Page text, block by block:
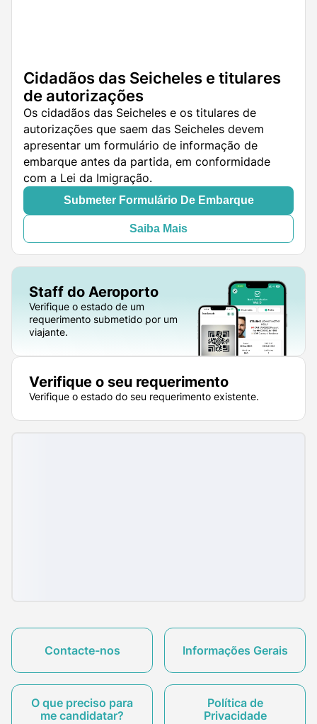
Cidadãos das Seicheles e titulares
de autorizações
Os cidadãos das Seicheles e os titulares de
autorizações que saem das Seicheles devem
apresentar um formulário de informação de
embarque antes da partida, em conformidade
com a Lei da Imigração.
Submeter Formulário De Embarque
Saiba Mais
Staff do Aeroporto
Verifique o estado de um
requerimento submetido por um
viajante.
Verifique o seu requerimento
Verifique o estado do seu requerimento existente.
Contacte-nos Informações Gerais
O que preciso para
me candidatar?
Política de
Privacidade